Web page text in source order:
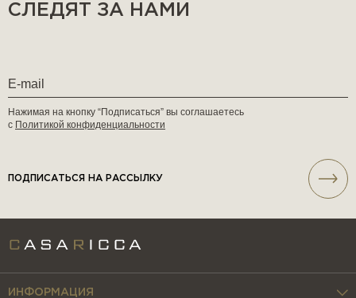
СЛЕДЯТ ЗА НАМИ
Нажимая на кнопку “Подписаться” вы соглашаетесь
с Политикой конфиденциальности
ПОДПИСАТЬСЯ НА РАССЫЛКУ
ИНФОРМАЦИЯ